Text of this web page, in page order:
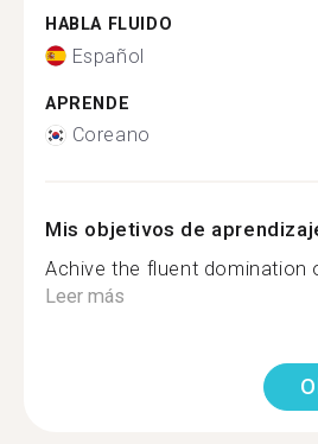
HABLA FLUIDO
Español
APRENDE
Coreano
Mis objetivos de
Achive the fluent domination
Leer más